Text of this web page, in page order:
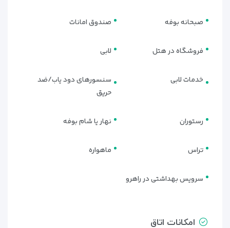
صبحانه بوفه صندوق امانات
فروشگاه در هتل لابی
خدمات لابی
سنسورهای دود یاب/ضد
حریق
رستوران نهار یا شام بوفه
تراس ماهواره
سرویس بهداشتی در راهرو
امکانات اتاق